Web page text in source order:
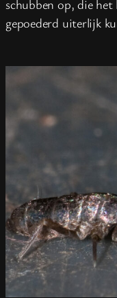
schubben op, die het
gepoederd uiterlijk